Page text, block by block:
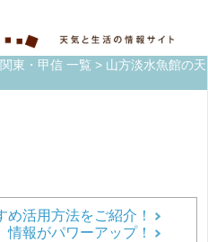
東・甲信 一覧 > 山方淡水魚館の天
活用方法をご紹介！
報がパワーアップ！